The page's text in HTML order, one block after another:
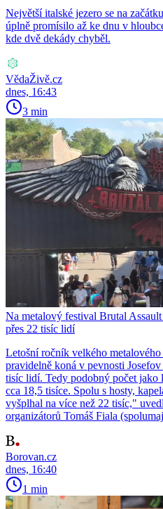
Největší italské jezero se na
úplně promísilo až ke dnu v
kde dvě dekády chyběl.
VědaŽivě.cz
dnes, 16:43
3 min
Na metalový festival Brutal
přes 22 tisíc lidí
Letošní ročník velkého
pravidelně koná v pevnosti
tisíc lidí. Tedy podobný počet
cca 18,5 tisíce. Spolu s hosty,
vyšplhal na více než 22 tisíc,"
organizátorů Tomáš Fiala
Borovan.cz
dnes, 16:40
1 min